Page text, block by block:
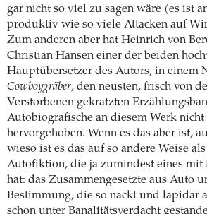
gar nicht so viel zu sagen wäre (es ist
produktiv wie so viele Attacken auf
Zum anderen aber hat Heinrich von
Christian Hansen einer der beiden
Hauptübersetzer des Autors, in einem
Cowboygräber, den neusten, frisch von
Verstorbenen gekratzten
Autobiografische an diesem Werk
hervorgehoben. Wenn es das aber ist,
wieso ist es das auf so andere Weise
Autofiktion, die ja zumindest eines mit
hat: das Zusammengesetzte aus Auto
Bestimmung, die so nackt und lapidar
schon unter Banalitätsverdacht